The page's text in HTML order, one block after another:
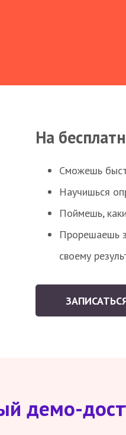
На
Сможешь
Научишься
Поймешь,
Прорешаешь
своему
демо-